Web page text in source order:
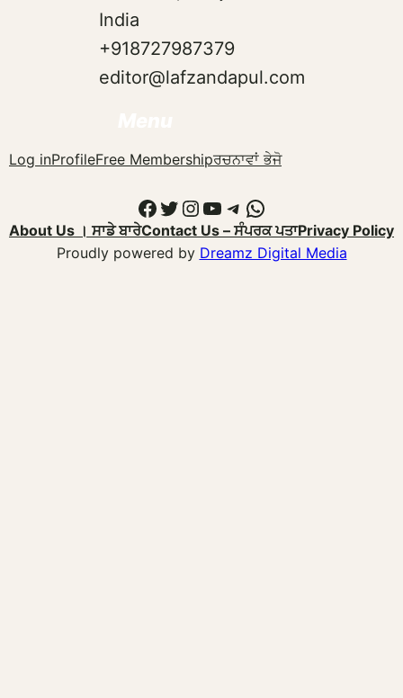
India
+918727987379
editor@lafzandapul.com
Log inProfileFree Membershipਰਚਨਾਵਾਂ ਭੇਜੋ
Facebook
Twitter
Instagram
YouTube
Telegram
WhatsApp
About Us । ਸਾਡੇ ਬਾਰੇContact Us – ਸੰਪਰਕ ਪਤਾPrivacy Policy
Proudly powered by Dreamz Digital Media